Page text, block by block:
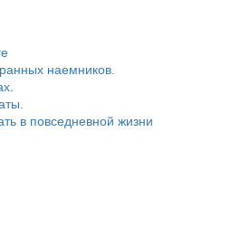
наемников.
в повседневной жизни